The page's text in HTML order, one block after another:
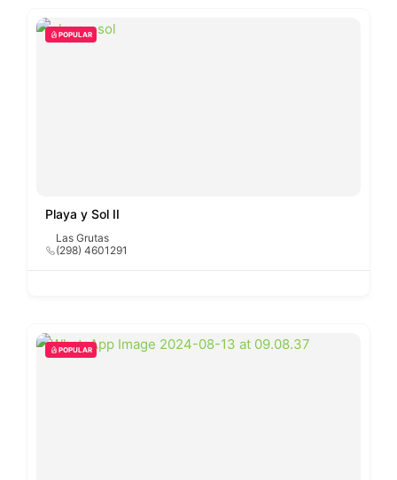
POPULAR
Playa y Sol II
Las Grutas
(298) 4601291
POPULAR